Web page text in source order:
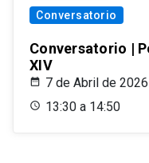
Conversatorio
Conversatorio |
XIV
7 de Abril de 2026
13:30 a 14:50